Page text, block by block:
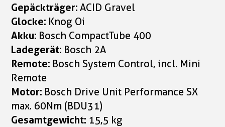
Gepäckträger:ACID Gravel
Glocke: Knog Oi
Akku: Bosch CompactTube 400
Ladegerät: Bosch 2A
Remote: Bosch System Control, incl. Mini
Remote
Motor: Bosch Drive Unit Performance SX
max. 60Nm (BDU31)
Gesamtgewicht: 15,5 kg